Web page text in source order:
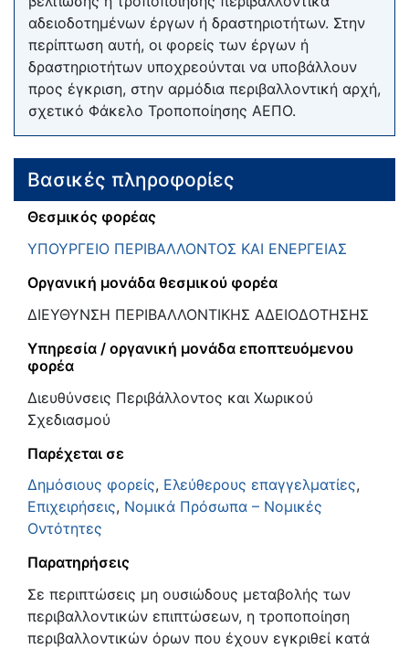
αδειοδοτημένων έργων ή δραστηριοτήτων. Στην
περίπτωση αυτή, οι φορείς των έργων ή
δραστηριοτήτων υποχρεούνται να υποβάλλουν
προς έγκριση, στην αρμόδια περιβαλλοντική αρχή,
σχετικό Φάκελο Τροποποίησης ΑΕΠΟ.
Βασικές πληροφορίες
Θεσμικός φορέας
ΥΠΟΥΡΓΕΙΟ ΠΕΡΙΒΑΛΛΟΝΤΟΣ ΚΑΙ ΕΝΕΡΓΕΙΑΣ
Οργανική μονάδα θεσμικού φορέα
ΔΙΕΥΘΥΝΣΗ ΠΕΡΙΒΑΛΛΟΝΤΙΚΗΣ ΑΔΕΙΟΔΟΤΗΣΗΣ
Υπηρεσία / οργανική μονάδα εποπτευόμενου
φορέα
Διευθύνσεις Περιβάλλοντος και Χωρικού
Σχεδιασμού
Παρέχεται σε
Δημόσιους φορείς, Ελεύθερους επαγγελματίες,
Επιχειρήσεις, Νομικά Πρόσωπα – Νομικές
Οντότητες
Παρατηρήσεις
Σε περιπτώσεις μη ουσιώδους μεταβολής των
περιβαλλοντικών επιπτώσεων, η τροποποίηση
περιβαλλοντικών όρων που έχουν εγκριθεί κατά